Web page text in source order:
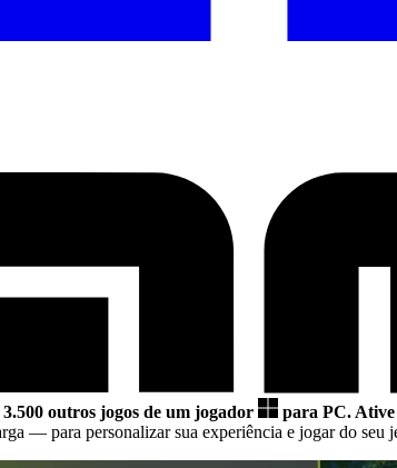
3.500 outros jogos de um jogador para PC. Ative
— para personalizar sua experiência e jogar do seu